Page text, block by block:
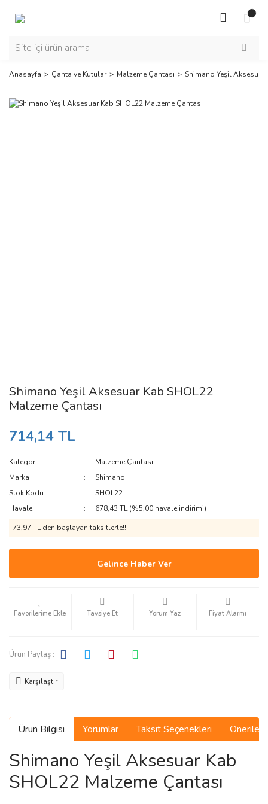
Anasayfa Çanta ve Kutular Malzeme Çantası Shimano Yeşil Aksesuar
Shimano Yeşil Aksesuar Kab SHOL22
Malzeme Çantası
714,14 TL
Kategori
Malzeme Çantası
Marka
Shimano
Stok Kodu
SHOL22
Havale
678,43 TL (%5,00 havale indirimi)
73,97 TL den başlayan taksitlerle!!
Gelince Haber Ver
Tavsiye Et Yorum Yaz Fiyat Alarmı
Ürün Paylaş :
Karşılaştır
Ürün Bilgisi Yorumlar Taksit Seçenekleri
Shimano Yeşil Aksesuar Kab
SHOL22 Malzeme Çantası